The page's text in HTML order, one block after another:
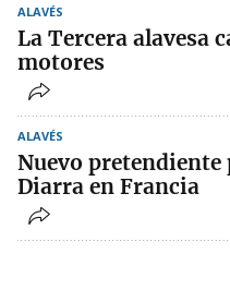
ALAVÉS
La Tercera alavesa
motores
ALAVÉS
Nuevo pretendiente
Diarra en Francia